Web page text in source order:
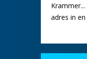
adres in